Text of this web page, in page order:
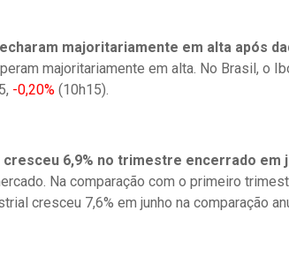
majoritariamente em alta após
majoritariamente em alta. No Brasil, o
-0,20% (10h15).
cresceu 6,9% no trimestre encerrado em
Na comparação com o primeiro
cresceu 7,6% em junho na comparação